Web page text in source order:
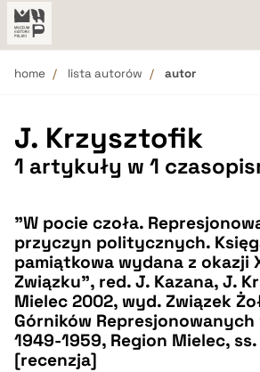
home lista autorów autor
J. Krzysztofik
1 artykuły w 1
"W pocie czoła.
przyczyn politycznych.
pamiątkowa wydana z okazji
Związku", red. J. Kazana, J.
Mielec 2002, wyd. Związek
Górników
1949-1959, Region Mielec, ss.
[recenzja]